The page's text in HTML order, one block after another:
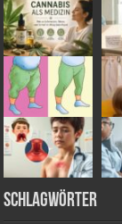
Schlagwörter